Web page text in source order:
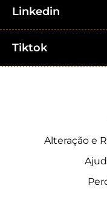
Linkedin
Tiktok
Alteração e